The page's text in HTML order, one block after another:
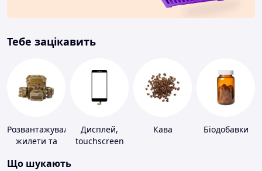
Тебе зацікавить
Розвантажувальні
жилети та
без плит
Дисплей,
touchscreen
Кава Біодобавки
Що шукають